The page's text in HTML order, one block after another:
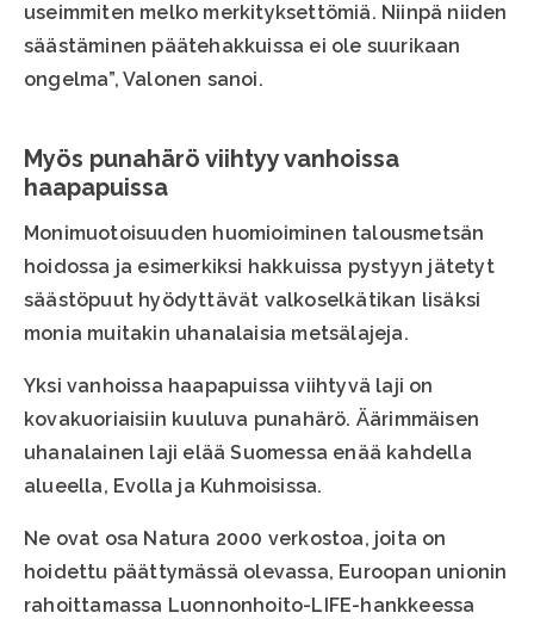
useimmiten melko merkityksettömiä. Niinpä niiden
säästäminen päätehakkuissa ei ole suurikaan
ongelma”, Valonen sanoi.
Myös punahärö viihtyy vanhoissa
haapapuissa
Monimuotoisuuden huomioiminen talousmetsän
hoidossa ja esimerkiksi hakkuissa pystyyn jätetyt
säästöpuut hyödyttävät valkoselkätikan lisäksi
monia muitakin uhanalaisia metsälajeja.
Yksi vanhoissa haapapuissa viihtyvä laji on
kovakuoriaisiin kuuluva punahärö. Äärimmäisen
uhanalainen laji elää Suomessa enää kahdella
alueella, Evolla ja Kuhmoisissa.
Ne ovat osa Natura 2000 verkostoa, joita on
hoidettu päättymässä olevassa, Euroopan unionin
rahoittamassa Luonnonhoito-LIFE-hankkeessa